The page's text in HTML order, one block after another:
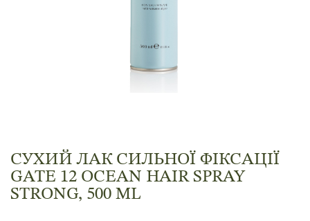
СУХИЙ ЛАК СИЛЬНОЇ ФІКСАЦІЇ
GATE 12 OCEAN HAIR SPRAY
STRONG, 500 ML